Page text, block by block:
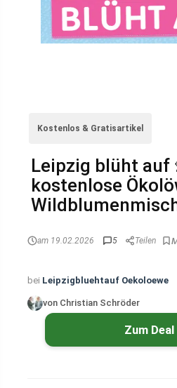
Kostenlos & Gratisartikel
Leipzig blüht auf
kostenlose
am 19.02.2026 5 Teilen
bei Leipzigbluehtauf Oekoloewe
von Christian Schröder
Zum Deal